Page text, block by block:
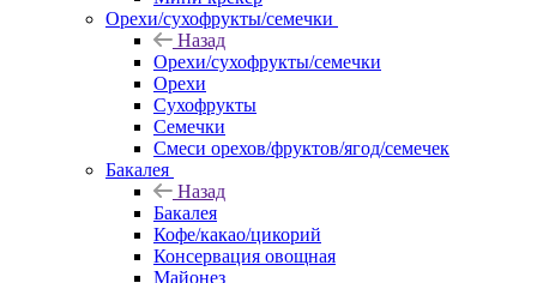
Орехи/сухофрукты/семечки
Назад
Орехи/сухофрукты/семечки
Орехи
Сухофрукты
Семечки
Смеси орехов/фруктов/ягод/семечек
Бакалея
Назад
Бакалея
Кофе/какао/цикорий
Консервация овощная
Майонез